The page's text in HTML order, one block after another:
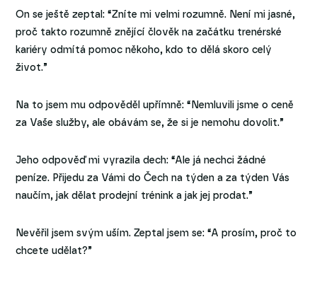
On se ještě zeptal: “Zníte mi velmi rozumně. Není mi jasné,
proč takto rozumně znějící člověk na začátku trenérské
kariéry odmítá pomoc někoho, kdo to dělá skoro celý
život.”
Na to jsem mu odpověděl upřímně: “Nemluvili jsme o ceně
za Vaše služby, ale obávám se, že si je nemohu dovolit.”
Jeho odpověď mi vyrazila dech: “Ale já nechci žádné
peníze. Přijedu za Vámi do Čech na týden a za týden Vás
naučím, jak dělat prodejní trénink a jak jej prodat.”
Nevěřil jsem svým uším. Zeptal jsem se: “A prosím, proč to
chcete udělat?”